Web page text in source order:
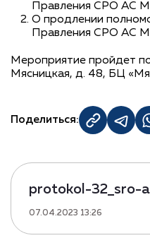
Правления СРО АС
О продлении
Правления СРО АС
Мероприятие пройдет
Мясницкая, д. 48, БЦ
Поделиться:
protokol-32_sro-
07.04.2023 13:26